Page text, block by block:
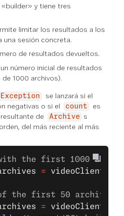
y tiene tres
limitar los resultados a los
una sesión concreta.
de resultados devueltos.
número inicial de resultados
1000 archivos).
se lanzará si el
negativas o si el count
es
de
Archive
s
orden, del más reciente al más
the first 1000
= videoClient
the first 50 archives
= videoClient